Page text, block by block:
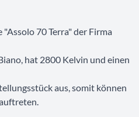
70 Terra" der Firma
hat 2800 Kelvin und einen
aus, somit können